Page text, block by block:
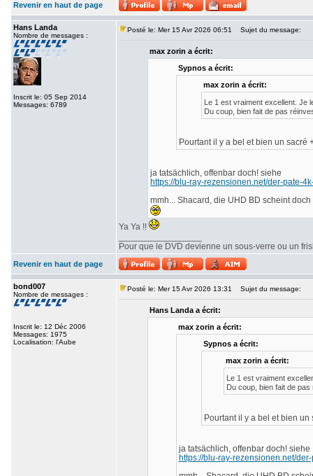
Revenir en haut de page
Hans Landa
Nombre de messages :
Inscrit le: 05 Sep 2014
Messages: 6789
Posté le: Mer 15 Avr 2026 06:51 Sujet du message:
max zorin a écrit:
Sypnos a écrit:
max zorin a écrit:
Le 1 est vraiment excellent. Je
Du coup, bien fait de pas
Pourtant il y a bel et bien un sacré
ja tatsächlich, offenbar doch! siehe
https://blu-ray-rezensionen.net/der-pate-
mmh... Shacard, die UHD BD scheint
Ya Ya !!
Pour que le DVD devienne un sous-verre ou un
Revenir en haut de page
bond007
Nombre de messages :
Inscrit le: 12 Déc 2006
Messages: 1975
Localisation: l'Aube
Posté le: Mer 15 Avr 2026 13:31 Sujet du message:
Hans Landa a écrit:
max zorin a écrit:
Sypnos a écrit:
max zorin a écrit:
Le 1 est vraiment
Du coup, bien fait de
Pourtant il y a bel et bien un
ja tatsächlich, offenbar doch! siehe
https://blu-ray-rezensionen.net/